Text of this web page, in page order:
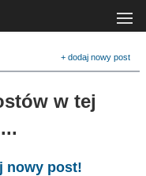
+ dodaj nowy post
w tej
nowy post!